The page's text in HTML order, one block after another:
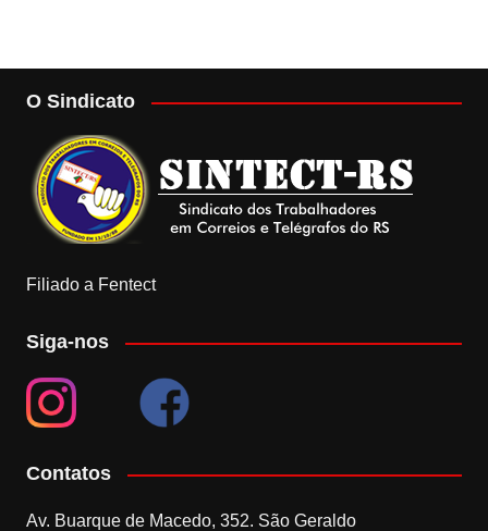
O Sindicato
Filiado a Fentect
Siga-nos
Contatos
Av. Buarque de Macedo, 352. São Geraldo